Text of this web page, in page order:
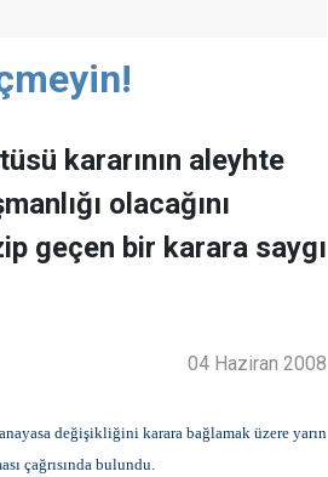
kararının aleyhte
olacağını
geçen bir karara saygı
04 Haziran 2008
değişikliğini karara bağlamak üzere yarın
çağrısında bulundu.